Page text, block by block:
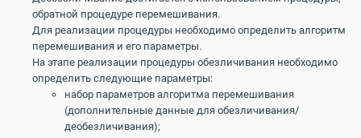
обратной процедуре перемешивания.
Для реализации процедуры необходимо определить алгоритм
перемешивания и его параметры.
На этапе реализации процедуры обезличивания необходимо
определить следующие параметры:
набор параметров алгоритма перемешивания
(дополнительные данные для обезличивания/
деобезличивания);